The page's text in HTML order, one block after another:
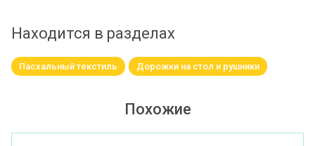
Находится в разделах
Пасхальный текстиль Дорожки на стол и рушники
Похожие